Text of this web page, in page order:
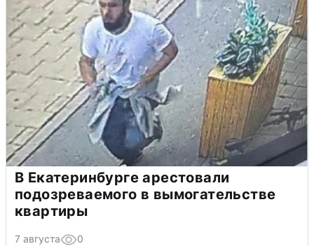
В Екатеринбурге арестовали
подозреваемого в вымогательстве
квартиры
7 августа 0